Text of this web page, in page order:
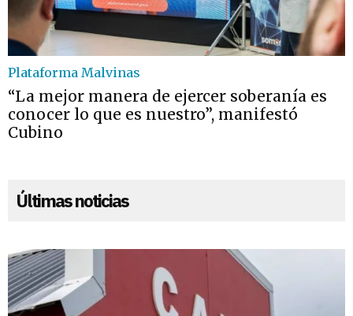
Plataforma Malvinas
“La mejor manera de ejercer soberanía es
conocer lo que es nuestro”, manifestó
Cubino
Últimas noticias